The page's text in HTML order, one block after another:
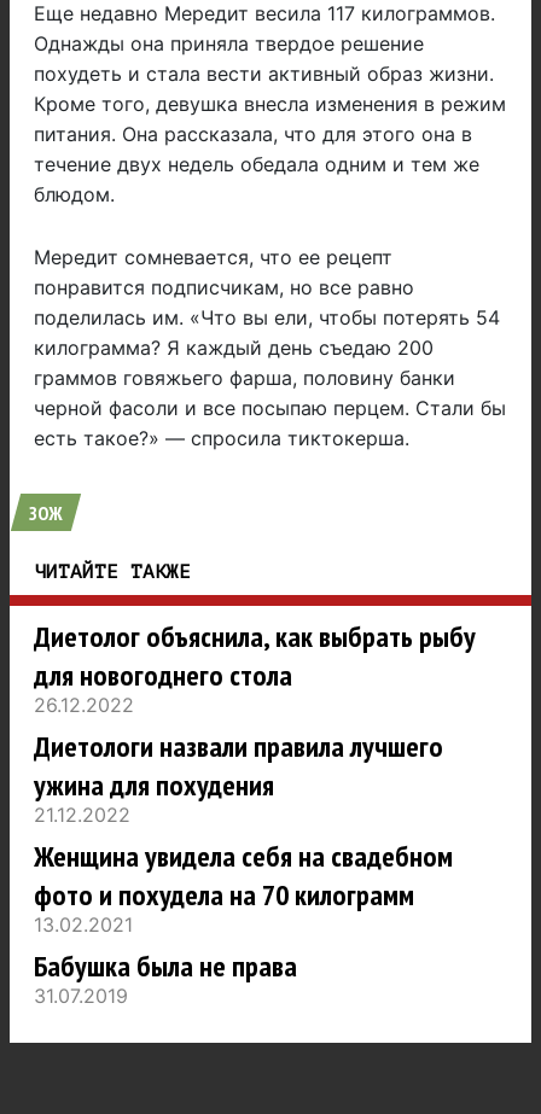
Еще недавно Мередит весила 117 килограммов.
Однажды она приняла твердое решение
похудеть и стала вести активный образ жизни.
Кроме того, девушка внесла изменения в режим
питания. Она рассказала, что для этого она в
течение двух недель обедала одним и тем же
блюдом.
Мередит сомневается, что ее рецепт
понравится подписчикам, но все равно
поделилась им. «Что вы ели, чтобы потерять 54
килограмма? Я каждый день съедаю 200
граммов говяжьего фарша, половину банки
черной фасоли и все посыпаю перцем. Стали бы
есть такое?» — спросила тиктокерша.
ЗОЖ
ЧИТАЙТЕ ТАКЖЕ
Диетолог объяснила, как выбрать рыбу
для новогоднего стола
26.12.2022
Диетологи назвали правила лучшего
ужина для похудения
21.12.2022
Женщина увидела себя на свадебном
фото и похудела на 70 килограмм
13.02.2021
Бабушка была не права
31.07.2019